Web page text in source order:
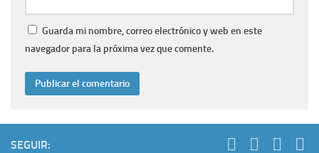
Guarda mi nombre, correo electrónico y web en este
navegador para la próxima vez que comente.
SEGUIR: